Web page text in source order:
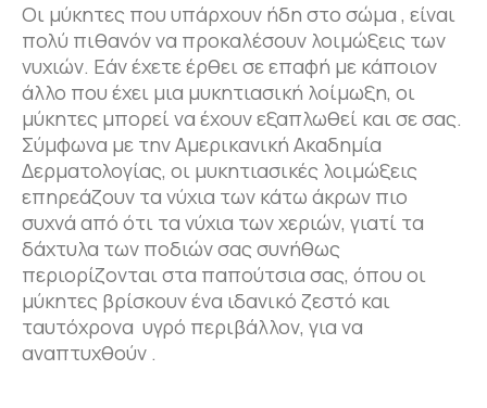
Οι μύκητες που υπάρχουν ήδη στο σώμα , είναι
πολύ πιθανόν να προκαλέσουν λοιμώξεις των
νυχιών. Εάν έχετε έρθει σε επαφή με κάποιον
άλλο που έχει μια μυκητιασική λοίμωξη, οι
μύκητες μπορεί να έχουν εξαπλωθεί και σε σας.
Σύμφωνα με την Αμερικανική Ακαδημία
Δερματολογίας, οι μυκητιασικές λοιμώξεις
επηρεάζουν τα νύχια των κάτω άκρων πιο
συχνά από ότι τα νύχια των χεριών, γιατί τα
δάχτυλα των ποδιών σας συνήθως
περιορίζονται στα παπούτσια σας, όπου οι
μύκητες βρίσκουν ένα ιδανικό ζεστό και
ταυτόχρονα υγρό περιβάλλον, για να
αναπτυχθούν .